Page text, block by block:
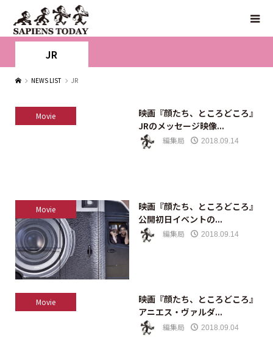
JR
NEWS LIST JR
Movie
映画『顔たち、ところどころ』
JRのメッセージ映像...
編集局 2018.09.14
Movie
映画『顔たち、ところどころ』
公開初日イベントの...
編集局 2018.09.14
Movie
映画『顔たち、ところどころ』
アニエス・ヴァルダ...
編集局 2018.09.04